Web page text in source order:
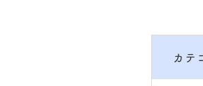
カテ